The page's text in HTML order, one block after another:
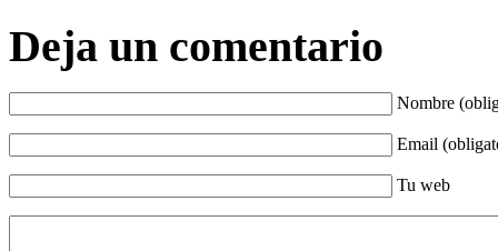
Deja un comentario
Nombre
Email
Tu web